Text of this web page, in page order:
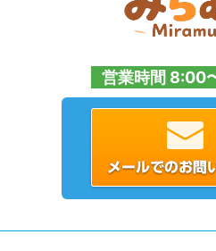
営業時間 8:00